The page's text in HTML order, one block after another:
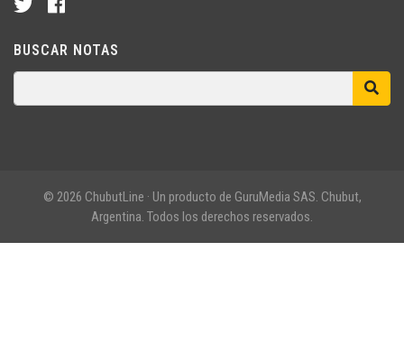
BUSCAR NOTAS
© 2026 ChubutLine · Un producto de GuruMedia SAS. Chubut,
Argentina. Todos los derechos reservados.